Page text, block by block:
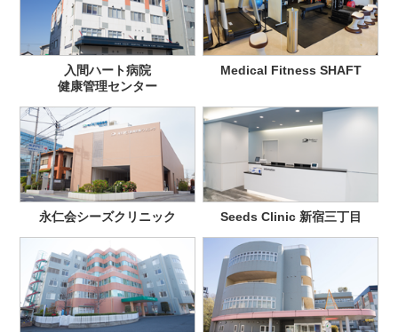
入間ハート病院
健康管理センター
Medical Fitness SHAFT
永仁会シーズクリニック Seeds Clinic 新宿三丁目